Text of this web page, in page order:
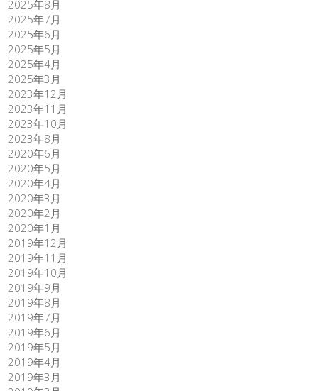
2025年8月
2025年7月
2025年6月
2025年5月
2025年4月
2025年3月
2023年12月
2023年11月
2023年10月
2023年8月
2020年6月
2020年5月
2020年4月
2020年3月
2020年2月
2020年1月
2019年12月
2019年11月
2019年10月
2019年9月
2019年8月
2019年7月
2019年6月
2019年5月
2019年4月
2019年3月